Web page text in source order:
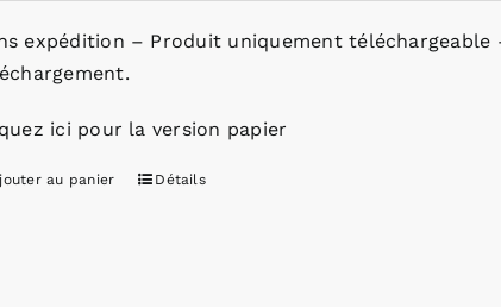
expédition – Produit uniquement
ici pour la version papier
au panier Détails